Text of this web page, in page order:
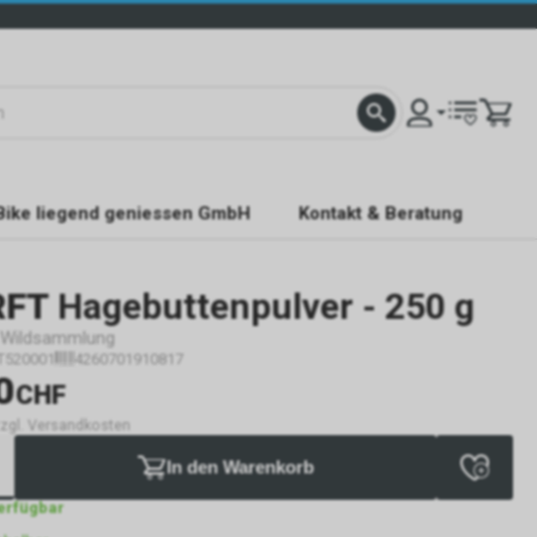
liegend geniessen GmbH Kontakt & Beratung
Hagebuttenpulver - 250 g
4260701910817
CHF
Versandkosten
In den Warenkorb